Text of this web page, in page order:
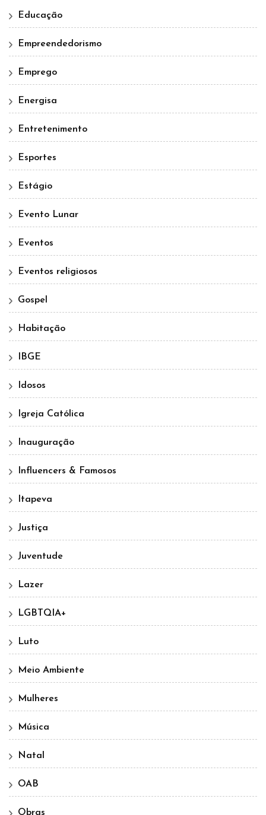
Educação
Empreendedorismo
Emprego
Energisa
Entretenimento
Esportes
Estágio
Evento Lunar
Eventos
Eventos religiosos
Gospel
Habitação
IBGE
Idosos
Igreja Católica
Inauguração
Influencers & Famosos
Itapeva
Justiça
Juventude
Lazer
LGBTQIA+
Luto
Meio Ambiente
Mulheres
Música
Natal
OAB
Obras